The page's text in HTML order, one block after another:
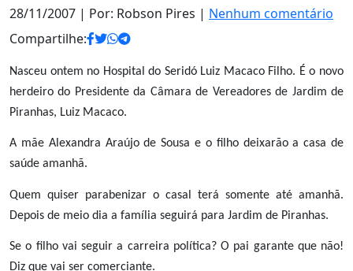
28/11/2007 | Por: Robson Pires | Nenhum comentário
Compartilhe:
Nasceu ontem no Hospital do Seridó Luiz Macaco Filho. É o novo
herdeiro do Presidente da Câmara de Vereadores de Jardim de
Piranhas, Luiz Macaco.
A mãe Alexandra Araújo de Sousa e o filho deixarão a casa de
saúde amanhã.
Quem quiser parabenizar o casal terá somente até amanhã.
Depois de meio dia a família seguirá para Jardim de Piranhas.
Se o filho vai seguir a carreira política? O pai garante que não!
Diz que vai ser comerciante.